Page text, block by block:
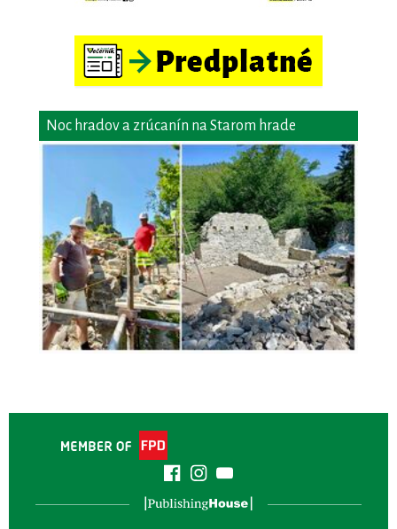
Noc hradov a zrúcanín na Starom hrade